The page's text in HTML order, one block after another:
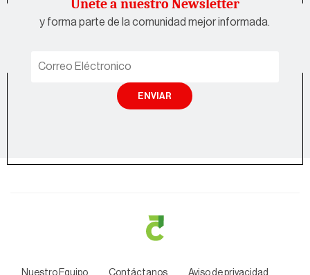
Únete a nuestro Newsletter
y forma parte de la comunidad mejor informada.
ENVIAR
Nuestro Equipo Contáctanos Aviso de privacidad